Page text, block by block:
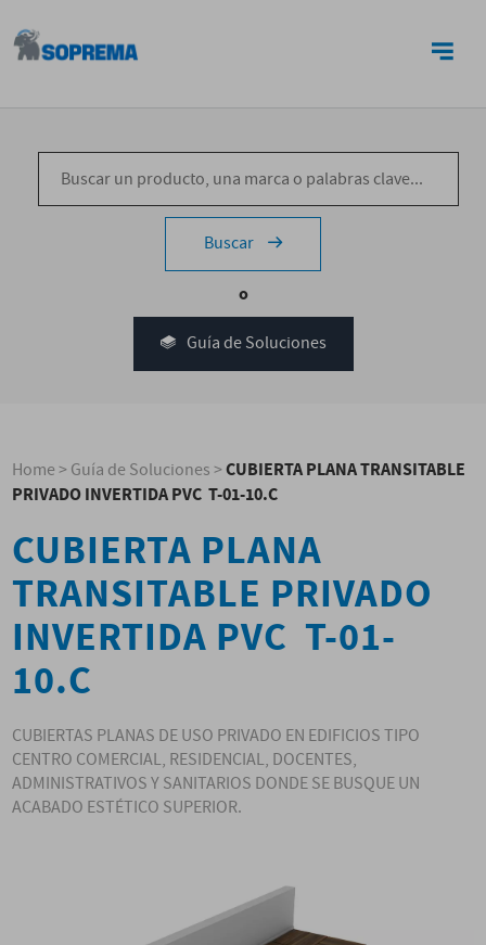
Buscar
o
Guía de Soluciones
Home>Guía de Soluciones>CUBIERTA PLANA TRANSITABLE
PRIVADO INVERTIDA PVC T-01-10.C
CUBIERTA PLANA
TRANSITABLE PRIVADO
INVERTIDA PVC T-01-
10.C
CUBIERTAS PLANAS DE USO PRIVADO EN EDIFICIOS TIPO
CENTRO COMERCIAL, RESIDENCIAL, DOCENTES,
ADMINISTRATIVOS Y SANITARIOS DONDE SE BUSQUE UN
ACABADO ESTÉTICO SUPERIOR.